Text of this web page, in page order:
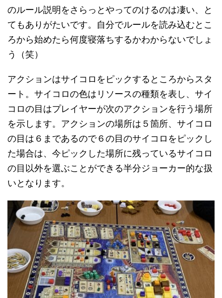
のルール説明をさらっとやってのけるのは凄い、と
てもありがたいです。自分でルールを読み込むとこ
ろから始めたら何度寝落ちするかわからないでしょ
う（笑）
アクションはサイコロをピックするところからスタ
ート。サイコロの色はリソースの種類を表し、サイ
コロの目はプレイヤーが次のアクションを行う場所
を示します。アクションの場所は５箇所、サイコロ
の目は６まであるので６の目のサイコロをピックし
た場合は、今ピックした場所に残っているサイコロ
の目以外を選ぶことができる半分ジョーカー的な扱
いとなります。